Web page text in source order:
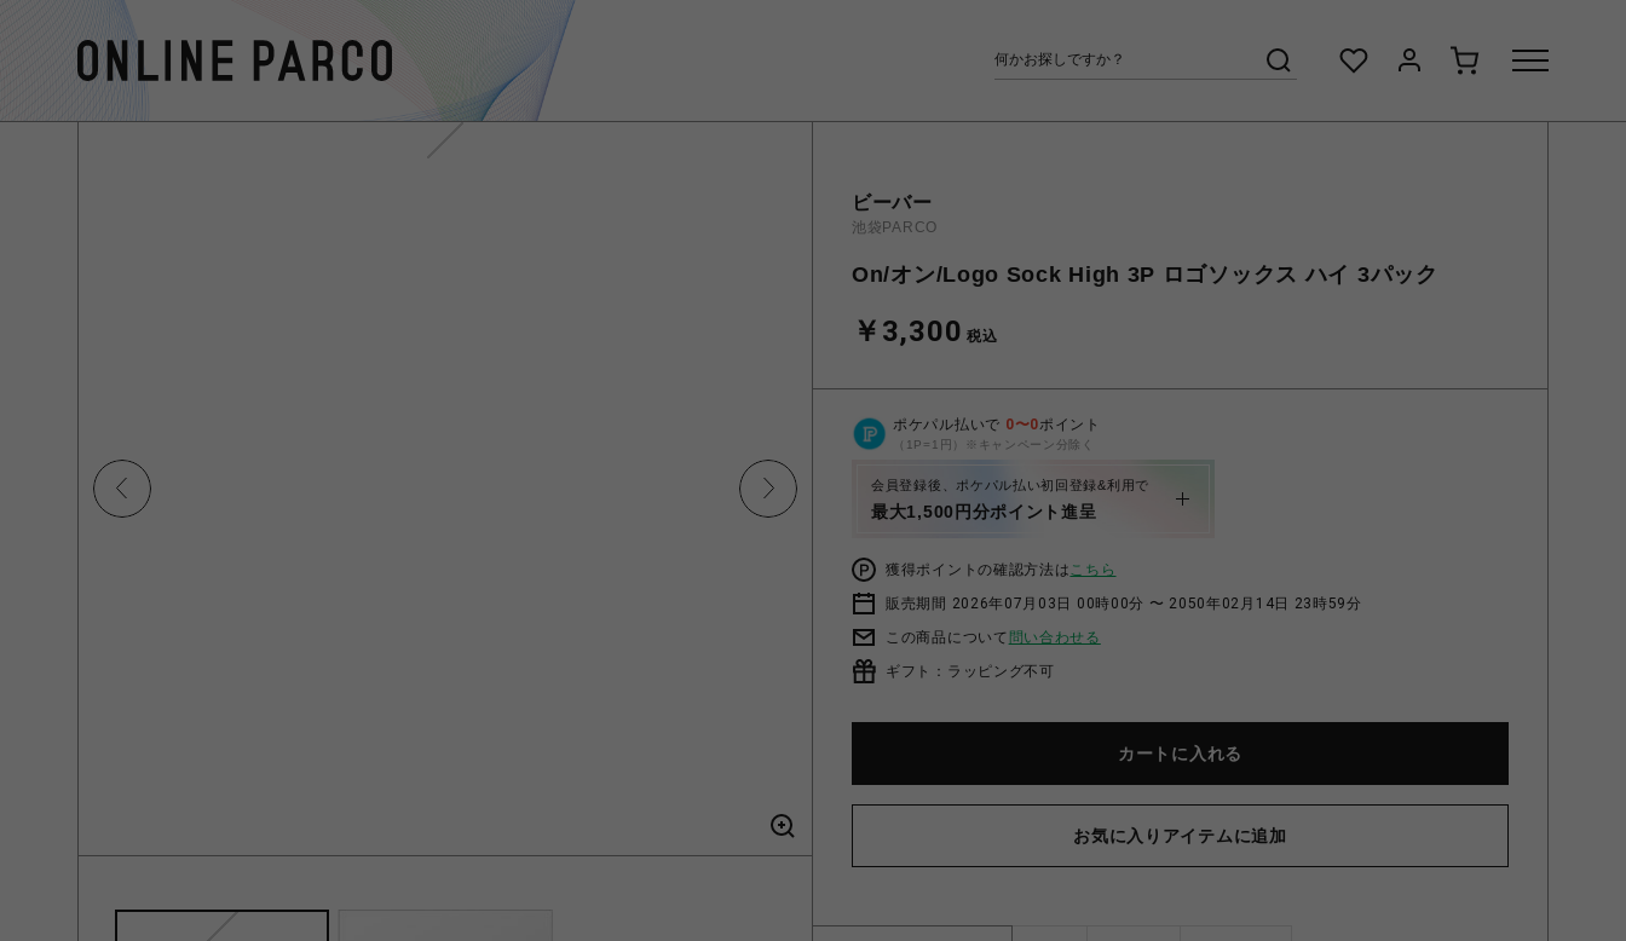
ビーバー
池袋PARCO
On/オン/Logo Sock High 3P ロゴソックス ハイ 3パック
￥3,300 税込
ポケパル払いで 0〜0ポイント
（1P=1円）※キャンペーン分除く
会員登録後、ポケパル払い初回登録&利用で
最大1,500円分ポイント進呈
獲得ポイントの確認方法はこちら
販売期間 2026年07月03日 00時00分 〜 2050年02月14日 23時59分
この商品について 問い合わせる
ギフト：ラッピング不可
カートに入れる
お気に入りアイテムに追加